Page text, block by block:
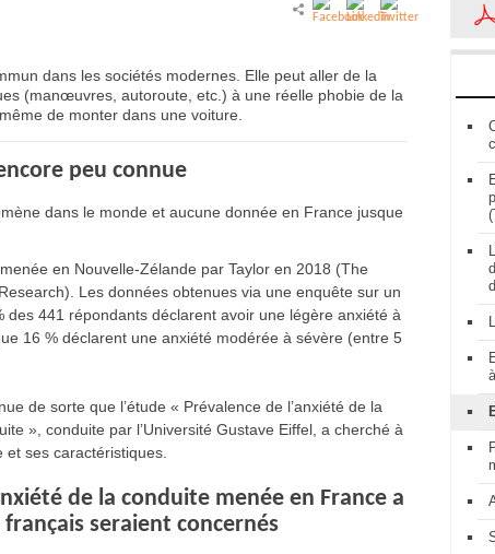
dans les sociétés modernes. Elle peut aller de la
(manœuvres, autoroute, etc.) à une réelle phobie de la
de monter dans une voiture.
peu connue
dans le monde et aucune donnée en France jusque
en Nouvelle-Zélande par Taylor en 2018 (The
Les données obtenues via une enquête sur un
441 répondants déclarent avoir une légère anxiété à
16 % déclarent une anxiété modérée à sévère (entre 5
de sorte que l’étude « Prévalence de l’anxiété de la
», conduite par l’Université Gustave Eiffel, a cherché à
ses caractéristiques.
de la conduite menée en France a
français seraient concernés